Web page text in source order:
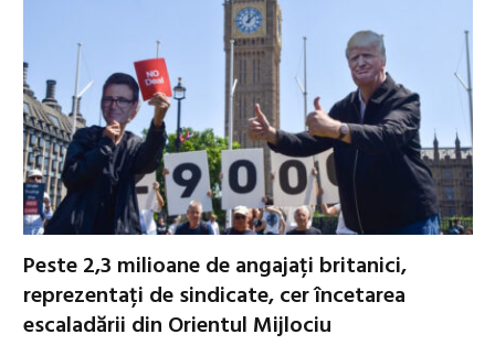
Peste 2,3 milioane de angajați britanici,
reprezentați de sindicate, cer încetarea
escaladării din Orientul Mijlociu